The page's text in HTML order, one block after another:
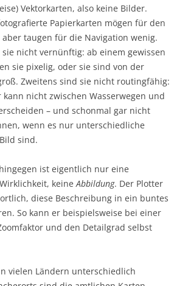
Vektorkarten, also keine Bilder.
Papierkarten mögen für den
taugen für die Navigation wenig.
sie nicht vernünftig: ab einem gewissen
sie pixelig, oder sie sind von der
Zweitens sind sie nicht routingfähig:
nicht zwischen Wasserwegen und
– und schonmal gar nicht
wenn es nur unterschiedliche
sind.
ist eigentlich nur eine
keineAbbildung. Der Plotter
diese Beschreibung in ein buntes
So kann er beispielsweise bei einer
und den Detailgrad selbst
vielen Ländern unterschiedlich